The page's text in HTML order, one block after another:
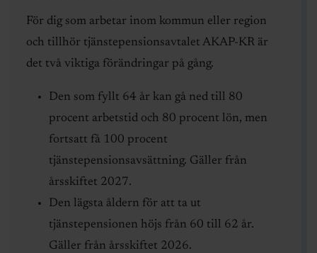
För dig som arbetar inom kommun eller region
och tillhör tjänstepensionsavtalet AKAP-KR är
det två viktiga förändringar på gång.
Den som fyllt 64 år kan gå ned till 80
procent arbetstid och 80 procent lön, men
fortsatt få 100 procent
tjänstepensionsavsättning. Gäller från
årsskiftet 2027.
Den lägsta åldern för att ta ut
tjänstepensionen höjs från 60 till 62 år.
Gäller från årsskiftet 2026.